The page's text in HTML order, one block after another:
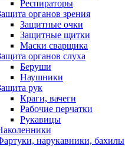
Респираторы
органов зрения
Защитные очки
Защитные щитки
Маски сварщика
органов слуха
Беруши
Наушники
рук
Краги, вачеги
Рабочие перчатки
Рукавицы
нарукавники, бахилы